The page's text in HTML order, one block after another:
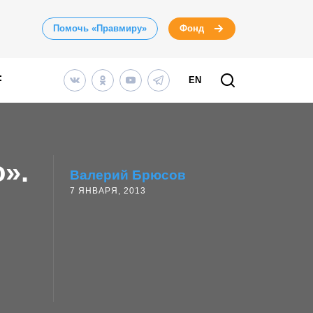
Помочь «Правмиру» Фонд
EN
Валерий Брюсов
7 ЯНВАРЯ, 2013